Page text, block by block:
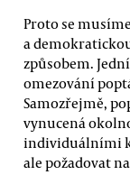
Proto se
a
způsobem.
omezování
Samozřejmě,
vynucená
individuálními
ale požadovat